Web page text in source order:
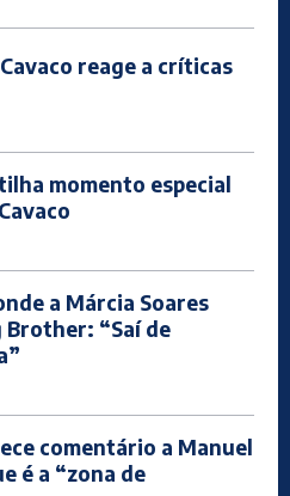
reage a críticas
momento especial
a Márcia Soares
Brother: “Saí de
comentário a Manuel
é a “zona de